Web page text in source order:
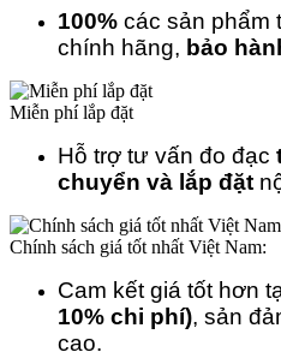
100% các sản phẩm
chính hãng, bảo
Miễn phí lắp đặt
Hỗ trợ tư vấn đo đạc
chuyển và lắp đặt
Chính sách giá tốt nhất Việt Nam:
Cam kết giá tốt hơn
10% chi phí), sản
cao.